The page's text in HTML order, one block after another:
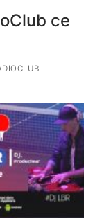
ce